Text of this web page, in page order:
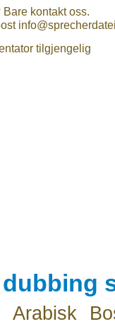
kontakt oss.
tilgjengelig
Arabisk